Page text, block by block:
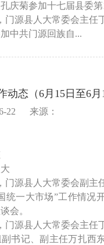
庆菊参加十七届县委第
源县人大常委会主任
中共门源回族自...
动态（6月15日至6月
22 来源：
源县人大常委会副主
统一大市场”工作情况
会。
源县人大常委会主任
书记、副主任万扎西